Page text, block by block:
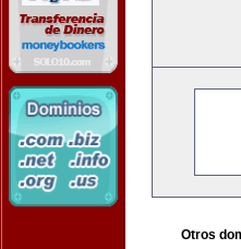
Otros